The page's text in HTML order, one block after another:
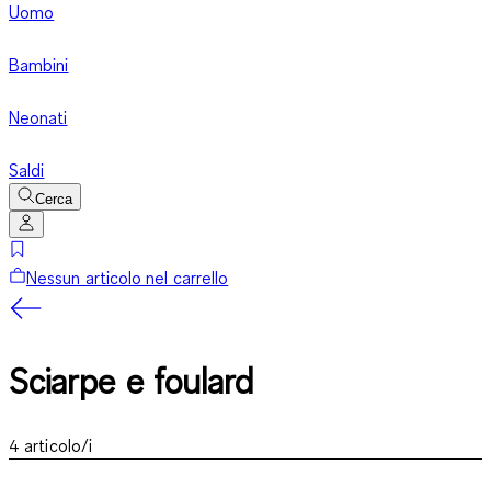
Uomo
Bambini
Neonati
Saldi
Cerca
Nessun articolo nel carrello
Sciarpe e foulard
4 articolo/i